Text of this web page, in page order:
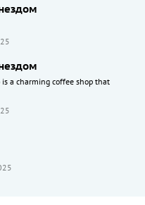
a charming coffee shop that